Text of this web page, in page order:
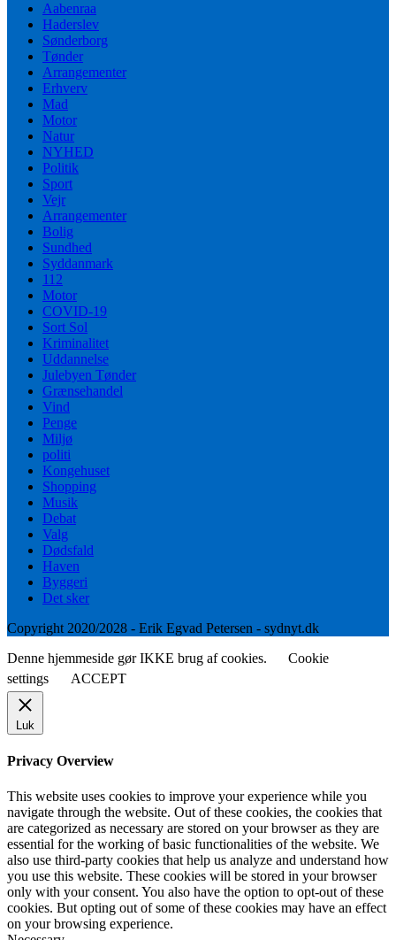
Aabenraa
Haderslev
Sønderborg
Tønder
Arrangementer
Erhverv
Mad
Motor
Natur
NYHED
Politik
Sport
Vejr
Arrangementer
Bolig
Sundhed
Syddanmark
112
Motor
COVID-19
Sort Sol
Kriminalitet
Uddannelse
Julebyen Tønder
Grænsehandel
Vind
Penge
Miljø
politi
Kongehuset
Shopping
Musik
Debat
Valg
Dødsfald
Haven
Byggeri
Det sker
Copyright 2020/2028 - Erik Egvad Petersen - sydnyt.dk
Denne hjemmeside gør IKKE brug af cookies.
Cookie
settings
ACCEPT
Luk
Privacy Overview
This website uses cookies to improve your experience while you
navigate through the website. Out of these cookies, the cookies that
are categorized as necessary are stored on your browser as they are
essential for the working of basic functionalities of the website. We
also use third-party cookies that help us analyze and understand how
you use this website. These cookies will be stored in your browser
only with your consent. You also have the option to opt-out of these
cookies. But opting out of some of these cookies may have an effect
on your browsing experience.